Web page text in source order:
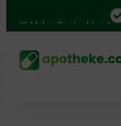
Mal in Deutschland